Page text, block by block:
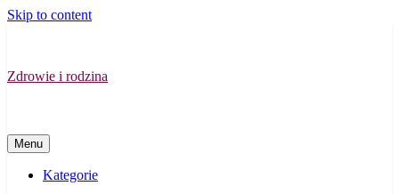
Skip to content
Zdrowie i rodzina
Menu
Kategorie